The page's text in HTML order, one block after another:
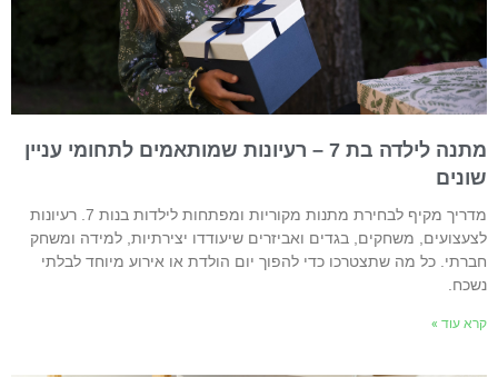
מתנה לילדה בת 7 – רעיונות שמותאמים לתחומי עניין
מדריך מקיף לבחירת מתנות מקוריות ומפתחות לילדות בנות 7. רעיונות
משחקים, בגדים ואביזרים שיעודדו יצירתיות, למידה ומשחק
כל מה שתצטרכו כדי להפוך יום הולדת או אירוע מיוחד לבלתי
עוד »